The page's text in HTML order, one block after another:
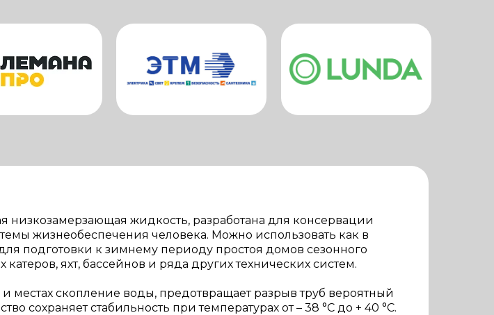
низкозамерзающая жидкость, разработана для консервации
жизнеобеспечения человека. Можно использовать как в
подготовки к зимнему периоду простоя домов сезонного
яхт, бассейнов и ряда других технических систем.
местах скопление воды, предотвращает разрыв труб вероятный
сохраняет стабильность при температурах от – 38 °С до + 40 °С.